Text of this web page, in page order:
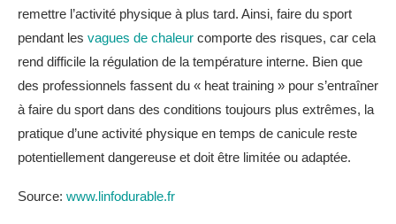
remettre l’activité physique à plus tard. Ainsi, faire du sport
pendant les vagues de chaleur comporte des risques, car cela
rend difficile la régulation de la température interne. Bien que
des professionnels fassent du « heat training » pour s’entraîner
à faire du sport dans des conditions toujours plus extrêmes, la
pratique d’une activité physique en temps de canicule reste
potentiellement dangereuse et doit être limitée ou adaptée.
Source: www.linfodurable.fr